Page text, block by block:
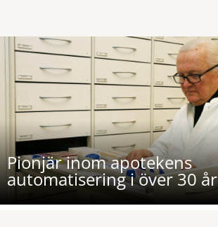
Pionjär inom apotekens
automatisering i över 30 år